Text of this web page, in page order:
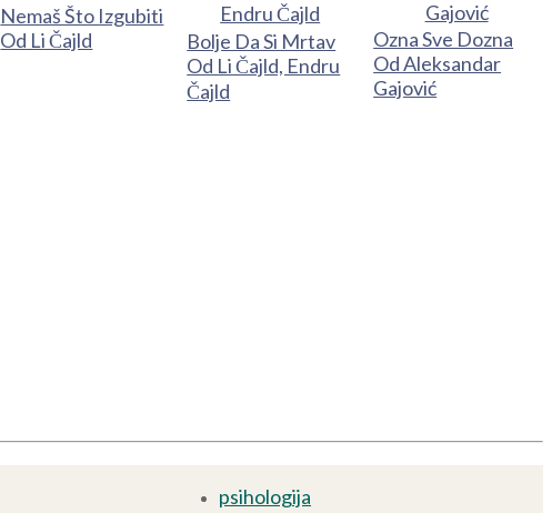
Nemaš Što Izgubiti
Od Li Čajld
Bolje Da Si Mrtav
Od Li Čajld, Endru
Čajld
Ozna Sve Dozna
Od Aleksandar
Gajović
psihologija